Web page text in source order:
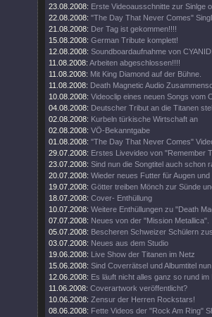
23.08.2008: Erste Videoausschnitte zur Sinlge
22.08.2008: "The Day That Never Comes"
21.08.2008: Der Tag ist gekommen!!!!
15.08.2008: German Tribute komplett!
12.08.2008: Soundboardaufnahme von
11.08.2008: Arbeiten abgeschlossen!!!!
11.08.2008: Mit King Diamond auf der Bühne.
11.08.2008: Death Magnetic Audio
10.08.2008: Videoclip eines neuen Songs vom
04.08.2008: Deutscher Tribut an die Titanen
02.08.2008: Kurbeln türkische Wirtschaft an
02.08.2008: VÖ-Bekanntgabe
01.08.2008: "The Day That Never Comes"
29.07.2008: Erstes Livevideo von "Remember
23.07.2008: Sind nun die Songtitel auch schon
20.07.2008: Wieder neues Futter für Augen
19.07.2008: Götter treiben Mönch zur Sünde
18.07.2008: Cover- Enthüllung
10.07.2008: Weitere Enthüllungen zu "Death
07.07.2008: Neues von der "Mission Metallica".
05.07.2008: Bescheren Schweizer Schülern
03.07.2008: Neues aus dem Studio
19.06.2008: Live Show der Titanen im Netz
15.06.2008: Sind Coverrätsel und Albumtitel
12.06.2008: Es läuft nicht alles ganz so rund im
11.06.2008: Coverartwork veröffentlicht?
10.06.2008: Zensur der Herren Rockstars!
08.06.2008: Fette Videos der "Rock Am Ring"